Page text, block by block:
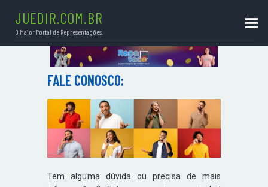
JUEDIR.COM.BR
O Maior Portal de Representações.
JUEDIR.COM.BR
O Maior Portal de Representações.
HOME
SOBRE
PORTFÓLIO
CONTATO
FALE CONOSCO:
Tem alguma dúvida ou precisa de mais